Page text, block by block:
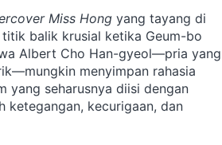
Miss Hong yang tayang di
balik krusial ketika Geum-bo
Albert Cho Han-gyeol—pria yang
menyimpan rahasia
yang seharusnya diisi dengan
ketegangan, kecurigaan, dan